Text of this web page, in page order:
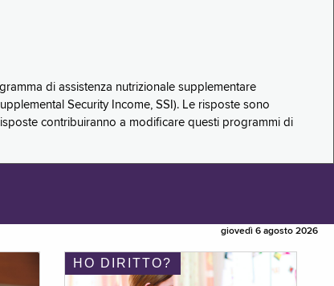
di assistenza nutrizionale supplementare
Security Income, SSI). Le risposte sono
contribuiranno a modificare questi programmi di
giovedì 6 agosto 2026
HO DIRITTO?